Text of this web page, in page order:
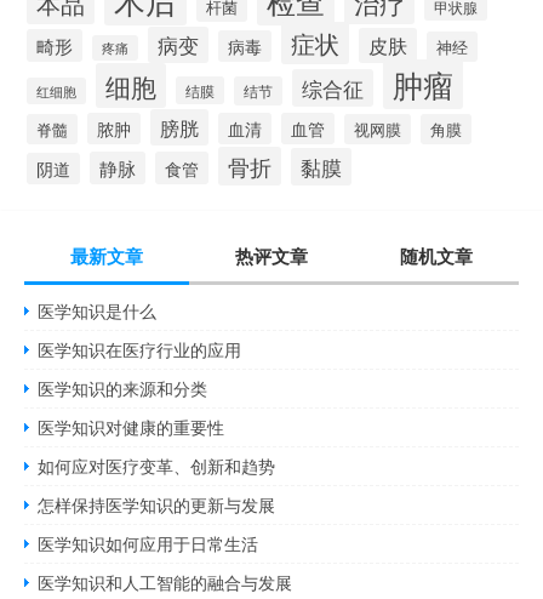
杆菌 甲状腺
畸形 疼痛 病变 病毒 症状 皮肤 神经
红细胞 细胞 结膜 结节 综合征 肿瘤
脊髓 脓肿 膀胱 血清 血管 视网膜 角膜
阴道 静脉 食管 骨折 黏膜
最新文章 热评文章 随机文章
医学知识是什么
医学知识在医疗行业的应用
医学知识的来源和分类
医学知识对健康的重要性
如何应对医疗变革、创新和趋势
怎样保持医学知识的更新与发展
医学知识如何应用于日常生活
医学知识和人工智能的融合与发展